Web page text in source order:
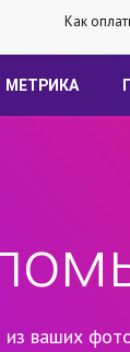
Как
МЕТРИКА
ваших